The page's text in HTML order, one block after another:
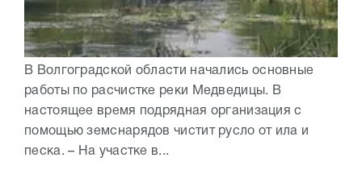
В Волгоградской области начались основные
работы по расчистке реки Медведицы. В
настоящее время подрядная организация с
помощью земснарядов чистит русло от ила и
песка. – На участке в...